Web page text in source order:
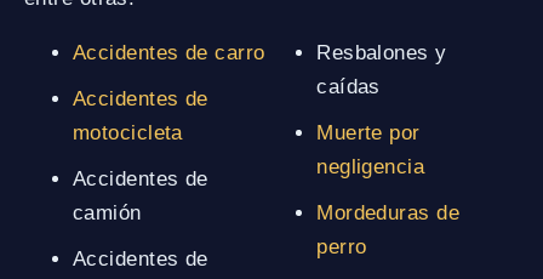
Accidentes de carro
Accidentes de
motocicleta
Accidentes de
camión
Accidentes de
Resbalones y
caídas
Muerte por
negligencia
Mordeduras de
perro